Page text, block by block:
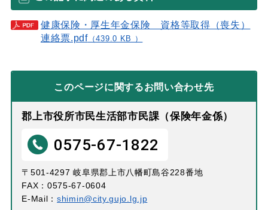
健康保険・厚生年金保険 資格等取得（喪失）
連絡票.pdf（439.0 KB ）
このページに関するお問い合わせ先
郡上市役所市民生活部市民課（保険年金係）
0575-67-1822
〒501-4297 岐阜県郡上市八幡町島谷228番地
FAX：0575-67-0604
E-Mail：shimin@city.gujo.lg.jp